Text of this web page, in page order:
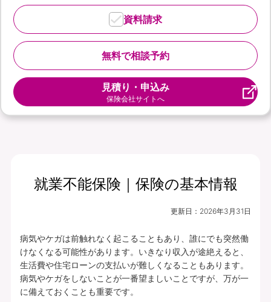
無料で相談予約
資料請求
見積り・申込み
保険会社サイトへ
就業不能保険｜保険の基本情報
更新日： 2026年3月31日
病気やケガは前触れなく起こることもあり、誰にでも突然働
けなくなる可能性があります。いきなり収入が途絶えると、
生活費や住宅ローンの支払いが難しくなることもあります。
病気やケガをしないことが一番望ましいことですが、万が一
に備えておくことも重要です。